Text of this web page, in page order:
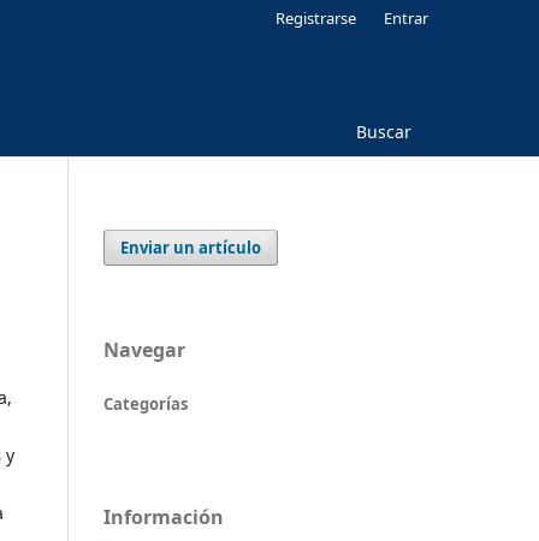
Buscar
Registrarse Entrar
y
Enviar un artículo
Navegar
Categorías
Información